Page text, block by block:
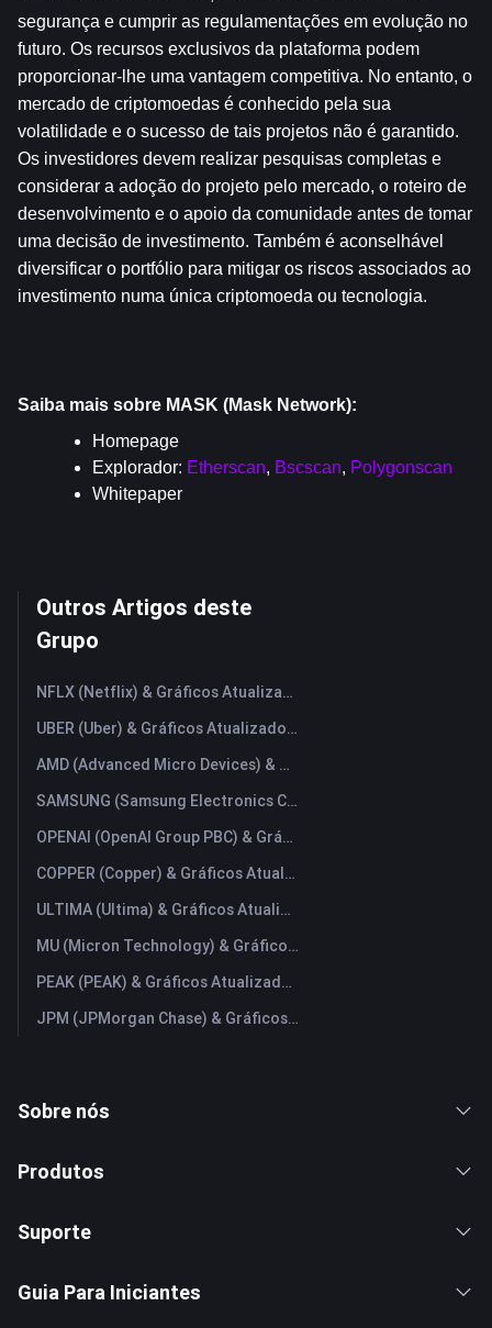
segurança e cumprir as regulamentações em evolução no
futuro. Os recursos exclusivos da plataforma podem
proporcionar-lhe uma vantagem competitiva. No entanto, o
mercado de criptomoedas é conhecido pela sua
volatilidade e o sucesso de tais projetos não é garantido.
Os investidores devem realizar pesquisas completas e
considerar a adoção do projeto pelo mercado, o roteiro de
desenvolvimento e o apoio da comunidade antes de tomar
uma decisão de investimento. Também é aconselhável
diversificar o portfólio para mitigar os riscos associados ao
investimento numa única criptomoeda ou tecnologia.
Saiba mais sobre MASK (Mask Network):
Homepage
Explorador: Etherscan, Bscscan, Polygonscan
Whitepaper
Outros Artigos deste
Grupo
NFLX (Netflix) & Gráficos Atualizados em Tempo Real
UBER (Uber) & Gráficos Atualizados em Tempo Real
AMD (Advanced Micro Devices) & Gráficos Atualizados em Tempo Real
SAMSUNG (Samsung Electronics Co., Ltd) & Gráficos Atualizados em Tempo Real
OPENAI (OpenAI Group PBC) & Gráficos Atualizados em Tempo Real
COPPER (Copper) & Gráficos Atualizados em Tempo Real
ULTIMA (Ultima) & Gráficos Atualizados em Tempo Real
MU (Micron Technology) & Gráficos Atualizados em Tempo Real
PEAK (PEAK) & Gráficos Atualizados em Tempo Real
JPM (JPMorgan Chase) & Gráficos Atualizados em Tempo Real
Sobre nós
Produtos
Suporte
Guia Para Iniciantes